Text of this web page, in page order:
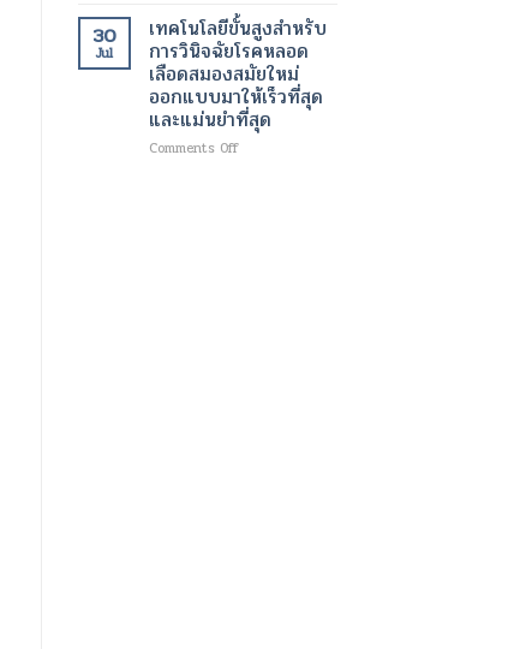
ปริมาตร
ปัสสาวะ
สูง
เทคโนโลยี
ความ
งาม
สมัย
ใหม่
เพื่อ
การก
ระ
ตุ้
นก
ล้า
ม
เนื้อ
30
Jul
เทคโนโลยีขั้นสูงสำหรับ
การวินิจฉัยโรคหลอด
เลือดสมองสมัยใหม่
ออกแบบมาให้เร็วที่สุด
และแม่นยำที่สุด
Comments Offon